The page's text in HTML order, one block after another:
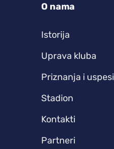
O nama
Istorija
Uprava kluba
Priznanja i uspesi
Stadion
Kontakti
Partneri